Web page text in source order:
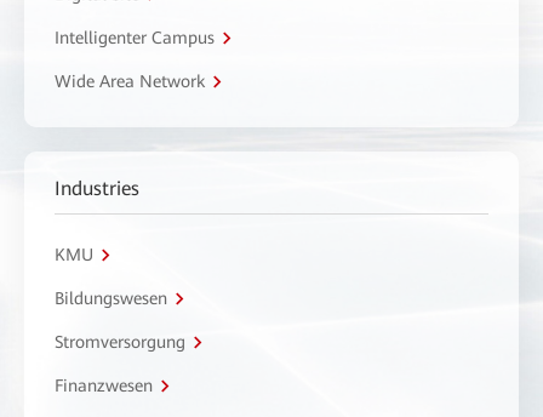
Intelligenter Campus
Wide Area Network
Industries
KMU
Bildungswesen
Stromversorgung
Finanzwesen